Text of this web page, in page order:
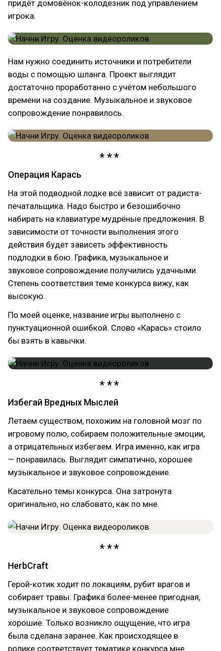
придёт домовёнок-колодезник под управлением
игрока.
Нам нужно соединить источники и потребители
воды с помощью шланга. Проект выглядит
достаточно проработанно с учётом небольшого
времени на создание. Музыкальное и звуковое
сопровождение понравилось.
Операция Карась
На этой подводной лодке всё зависит от радиста-
печатальщика. Надо быстро и безошибочно
набирать на клавиатуре мудрёные предложения. В
зависимости от точности выполнения этого
действия будет зависеть эффективность
подлодки в бою. Графика, музыкальное и
звуковое сопровождение получились удачными.
Степень соответствия теме конкурса вижу, как
высокую.
По моей оценке, название игры выполнено с
пунктуационной ошибкой. Слово «Карась» стоило
бы взять в кавычки.
Избегай Вредных Мыслей
Летаем существом, похожим на головной мозг по
игровому полю, собираем положительные эмоции,
а отрицательных избегаем. Игра именно, как игра
— понравилась. Выглядит симпатично, хорошее
музыкальное и звуковое сопровождение.
Касательно темы конкурса. Она затронута
оригинально, но слабовато, как по мне.
HerbCraft
Герой-котик ходит по локациям, рубит врагов и
собирает травы. Графика более-менее пригодная,
музыкальное и звуковое сопровождение
хорошие. Только возникло ощущение, что игра
была сделана заранее. Как происходящее в
ролике соответствует тематике конкурса мне